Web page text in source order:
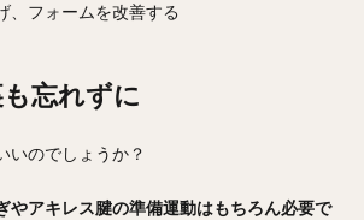
、フォームを改善する
忘れずに
いのでしょうか？
やアキレス腱の準備運動はもちろん必要で